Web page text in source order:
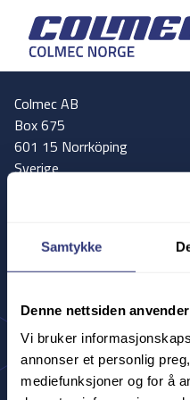
Samtykke
Denne nettsiden
Vi bruker
annonser et personlig
mediefunksjoner og for å
Colmec
Colmec AB
Box 675
601 15 Norrköping
Sverige
602 38 Norrköping
Sverige
Vägbeskrivning
Colmec Sverige